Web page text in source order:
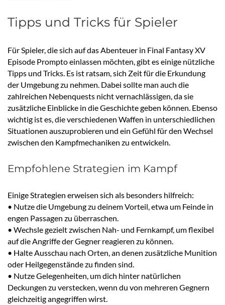
Tipps und Tricks für Spieler
Für Spieler, die sich auf das Abenteuer in Final Fantasy XV
Episode Prompto einlassen möchten, gibt es einige nützliche
Tipps und Tricks. Es ist ratsam, sich Zeit für die Erkundung
der Umgebung zu nehmen. Dabei sollte man auch die
zahlreichen Nebenquests nicht vernachlässigen, da sie
zusätzliche Einblicke in die Geschichte geben können. Ebenso
wichtig ist es, die verschiedenen Waffen in unterschiedlichen
Situationen auszuprobieren und ein Gefühl für den Wechsel
zwischen den Kampfmechaniken zu entwickeln.
Empfohlene Strategien im Kampf
Einige Strategien erweisen sich als besonders hilfreich:
• Nutze die Umgebung zu deinem Vorteil, etwa um Feinde in
engen Passagen zu überraschen.
• Wechsle gezielt zwischen Nah- und Fernkampf, um flexibel
auf die Angriffe der Gegner reagieren zu können.
• Halte Ausschau nach Orten, an denen zusätzliche Munition
oder Heilgegenstände zu finden sind.
• Nutze Gelegenheiten, um dich hinter natürlichen
Deckungen zu verstecken, wenn du von mehreren Gegnern
gleichzeitig angegriffen wirst.